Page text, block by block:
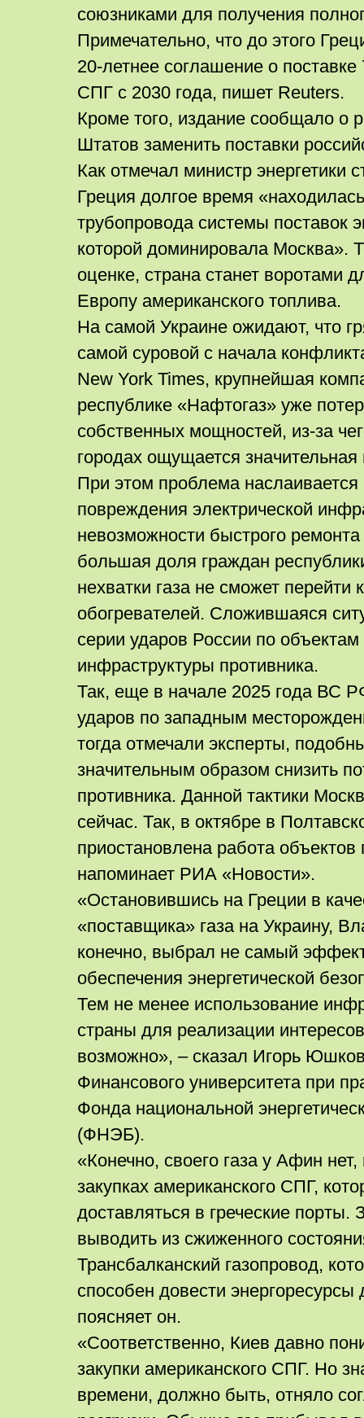
союзниками для получения
Примечательно, что до этого
20-летнее соглашение о
СПГ с 2030 года, пишет Reuters.
Кроме того, издание сообщало о
Штатов заменить поставки
Как отмечал министр энергетики
Греция долгое время
трубопровода системы поставок
которой доминировала Москва».
оценке, страна станет воротами
Европу американского топлива.
На самой Украине ожидают, что
самой суровой с начала
New York Times, крупнейшая
республике «Нафтогаз» уже
собственных мощностей, из-за
городах ощущается значительная
При этом проблема наслаивается
повреждения электрической
невозможности быстрого
большая доля граждан
нехватки газа не сможет перейти
обогревателей. Сложившаяся
серии ударов России по объектам
инфраструктуры противника.
Так, еще в начале 2025 года ВС
ударов по западным
тогда отмечали эксперты,
значительным образом снизить
противника. Данной тактики
сейчас. Так, в октябре в
приостановлена работа объектов
напоминает РИА «Новости».
«Остановившись на Греции в
«поставщика» газа на Украину,
конечно, выбрал не самый
обеспечения энергетической
Тем не менее использование
страны для реализации
возможно», – сказал Игорь
Финансового университета при
Фонда национальной
(ФНЭБ).
«Конечно, своего газа у Афин
закупках американского СПГ,
доставляться в греческие порты.
выводить из сжиженного
Трансбалканский газопровод,
способен довести
поясняет он.
«Соответственно, Киев давно
закупки американского СПГ. Но
времени, должно быть, отняло